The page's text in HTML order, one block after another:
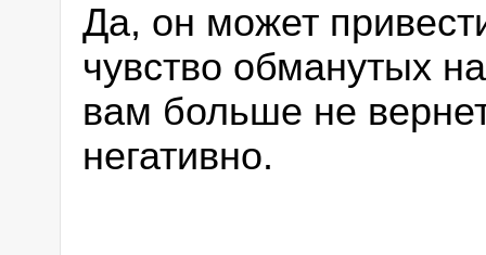
Да, он может
чувство обманутых
вам больше не
негативно.